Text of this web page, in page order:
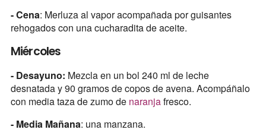
- Cena: Merluza al vapor acompañada por guisantes
rehogados con una cucharadita de aceite.
Miércoles
- Desayuno: Mezcla en un bol 240 ml de leche
desnatada y 90 gramos de copos de avena. Acompáñalo
con media taza de zumo de naranjafresco.
- Media Mañana: una manzana.